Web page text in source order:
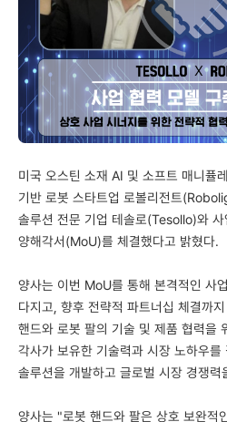
미국 오스틴 소재 AI 및 소프트 매니
기반 로봇 스타트업 로볼리전트
솔루션 전문 기업 테솔로(Tesollo)와
양해각서(MoU)를 체결했다고 밝혔다.
양사는 이번 MoU를 통해 본격적인 사
다지고, 향후 전략적 파트너십 체결까
핸드와 로봇 팔의 기술 및 제품 협력을
각사가 보유한 기술력과 시장 노하우를
솔루션을 개발하고 글로벌 시장 경쟁
양사는 "로봇 핸드와 팔은 상호 보완적